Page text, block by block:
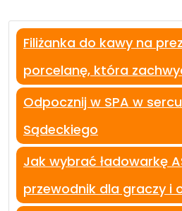
Filiżanka do kawy na
porcelanę, która
Odpocznij w SPA w
Sądeckiego
Jak wybrać ładowarkę
przewodnik dla graczy i